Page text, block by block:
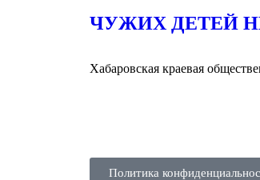
ЧУЖИХ ДЕТЕЙ
Хабаровская краевая
Политика